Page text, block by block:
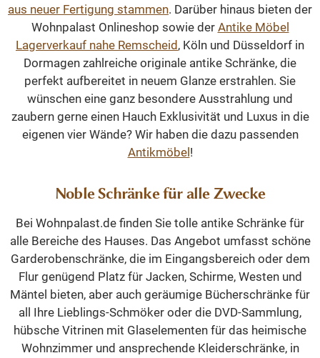
aus neuer Fertigung stammen. Darüber hinaus bieten der
Wohnpalast Onlineshop sowie der Antike Möbel
Lagerverkauf nahe Remscheid , Köln und Düsseldorf in
Dormagen zahlreiche originale antike Schränke, die
perfekt aufbereitet in neuem Glanze erstrahlen. Sie
wünschen eine ganz besondere Ausstrahlung und
zaubern gerne einen Hauch Exklusivität und Luxus in die
eigenen vier Wände? Wir haben die dazu passenden
Antikmöbel !
Noble Schränke für alle Zwecke
Bei Wohnpalast.de finden Sie tolle antike Schränke für
alle Bereiche des Hauses. Das Angebot umfasst schöne
Garderobenschränke, die im Eingangsbereich oder dem
Flur genügend Platz für Jacken, Schirme, Westen und
Mäntel bieten, aber auch geräumige Bücherschränke für
all Ihre Lieblings-Schmöker oder die DVD-Sammlung,
hübsche Vitrinen mit Glaselementen für das heimische
Wohnzimmer und ansprechende Kleiderschränke, in